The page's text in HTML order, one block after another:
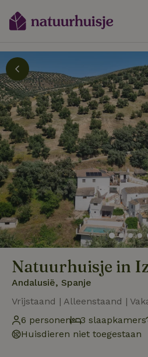
Natuurhuisje in
Andalusië, Spanje
Vrijstaand | Alleenstaand |
6 personen
3 slaapkamers
Huisdieren niet toegestaan